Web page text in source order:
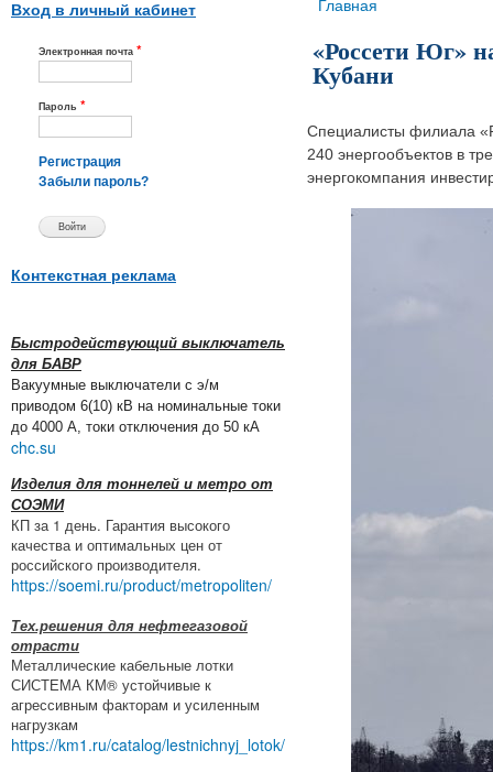
Вход в личный кабинет
Электронная почта *
Пароль *
Регистрация
Забыли пароль?
Контекстная реклама
Быстродействующий выключатель
для БАВР
Вакуумные выключатели с э/м
приводом 6(10) кВ на номинальные токи
до 4000 А, токи отключения до 50 кА
chc.su
Изделия для тоннелей и метро от
СОЭМИ
КП за 1 день. Гарантия высокого
качества и оптимальных цен от
российского производителя.
https://soemi.ru/product/metropoliten/
Тех.решения для нефтегазовой
отрасти
Металлические кабельные лотки
СИСТЕМА КМ® устойчивые к
агрессивным факторам и усиленным
нагрузкам
https://km1.ru/catalog/lestnichnyj_lotok/
Вы здесь
Главная
«Россети Юг»
Кубани
Специалисты филиала
240 энергообъектов в
энергокомпания